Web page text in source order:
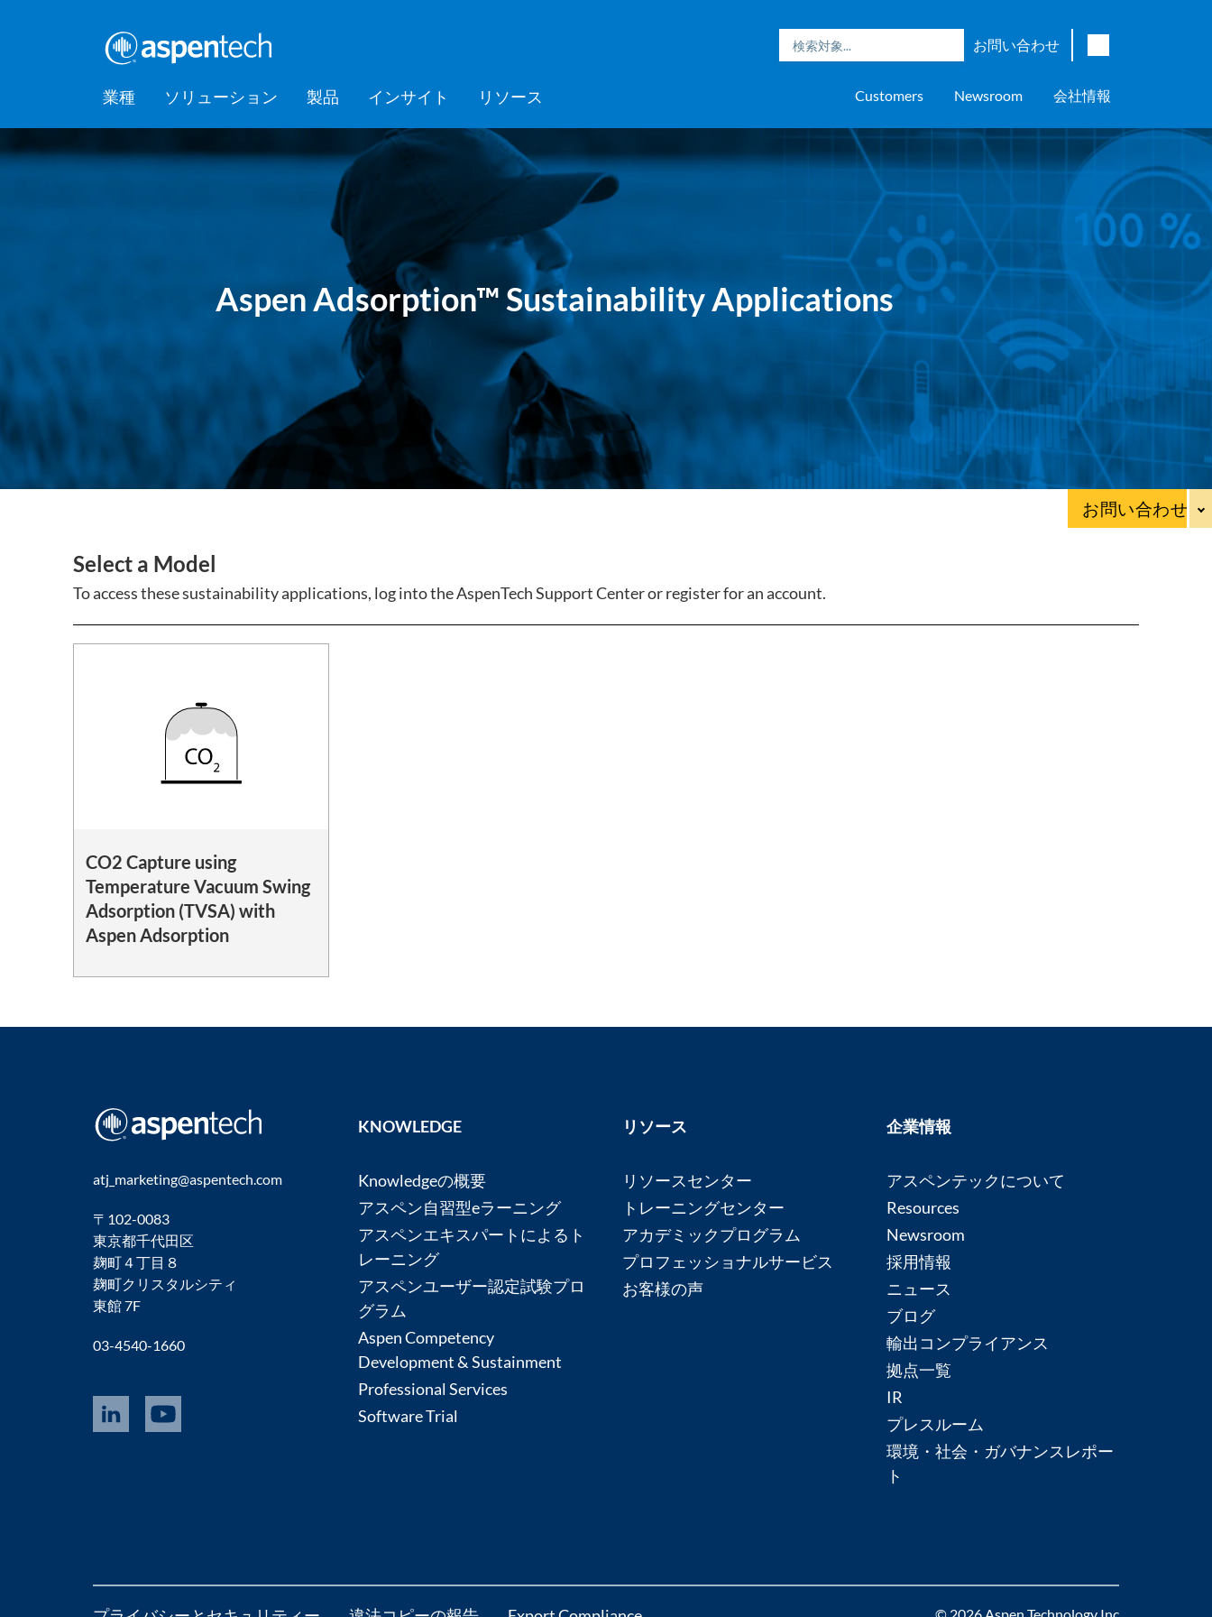
お問い合わせ
English
業種
バルクケミカル
ミッドストリーム
医薬品
電力
製紙・パルプ
スペシャリティケミカル
輸送
アップストリーム
>> More
ソリューション 製品
Artificial Intelligence of Things
製造・サプライチェーン
AspenTech Inmation™ >> More
Aspen Mtell® Aspen ProMV™ >> More
AspenTech Microgrid
Management System™
AspenTech OSI monarch™
AspenTech OSI Generation
Management System™
AspenTech OSI Energy
Management System™
Aspen DMC3™ Aspen GDOT™ Aspen Plant Scheduler™
Aspen Production Execution
Aspen Basic Engineering™
Aspen Capital Cost
Estimator™
Aspen Energy Analyzer™ Aspen Fidelis™
AspenTech Subsurface
Intelligence™
Aspen Echos® Aspen EarthStudy 360® Aspen GeoDepth®
インサイト リソース Customers
Support プラットフォームサポート
プロフェッショナルサービ
ス
ソフトウェア評価 サポートセンター
アカデミックプログラム
Aspen Competency
Development & Sustainment
トレーニングセンター
Newsroom
Feature Stories
Videos
Media Coverage
会社情報
会社情報
パートナー
Aspen Adsorption™ Sustainability Applications
お問い合わせ
Select a Model
To access these sustainability applications, log into the AspenTech Support Center or register for an account.
CO2 Capture using
Temperature Vacuum Swing
Adsorption (TVSA) with
Aspen Adsorption
atj_marketing@aspentech.com
〒102-0083
東京都千代田区
麹町４丁目８
麹町クリスタルシティ
東館 7F
03-4540-1660
KNOWLEDGE
Knowledgeの概要
アスペン自習型eラーニング
アスペンエキスパートによるト
レーニング
アスペンユーザー認定試験プロ
グラム
Aspen Competency
Development & Sustainment
Professional Services
Software Trial
リソース
リソースセンター
トレーニングセンター
アカデミックプログラム
プロフェッショナルサービス
お客様の声
企業情報
アスペンテックについて
Resources
Newsroom
採用情報
ニュース
ブログ
輸出コンプライアンス
拠点一覧
IR
プレスルーム
環境・社会・ガバナンスレポー
ト